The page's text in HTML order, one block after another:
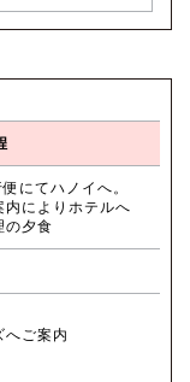
にてハノイへ。
によりホテルへ
の夕食
へご案内